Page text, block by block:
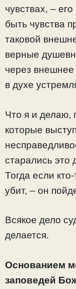
чувствах, –
быть чувства
таковой
верные
через
в духе
Что я и делаю,
которые
старались это
Тогда если
убит, – он
Всякое дело
делается.
Основанием
заповедей